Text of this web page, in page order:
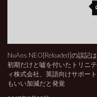
NuAns NEO[Reloaded]の誤記は
初期だけと嘘を付いたトリニテ
ィ株式会社、英語向けサポート
もいい加減だと発覚